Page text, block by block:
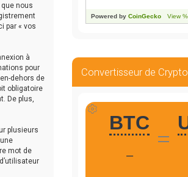
nous
par « vos
à
pour
dehors de
obligatoire
De plus,
plusieurs
mot de
Convertisseur de Crypto